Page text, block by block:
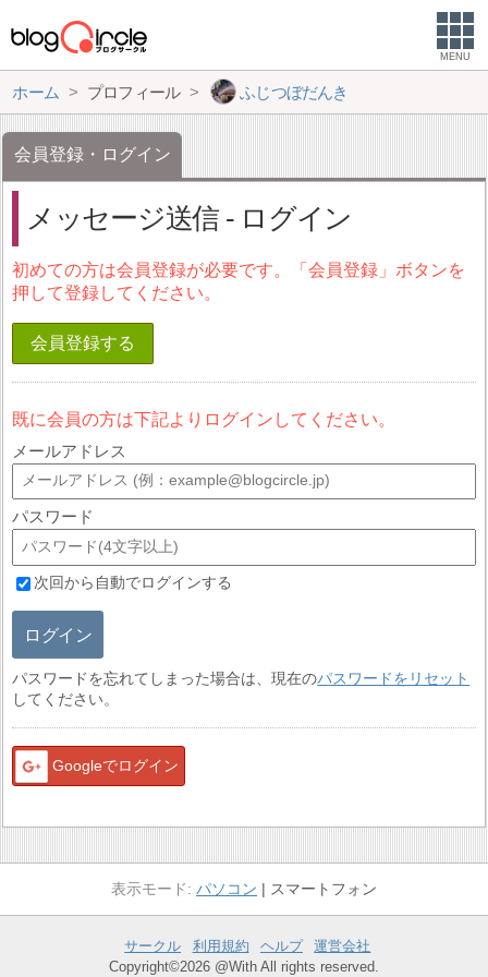
MENU
ホーム プロフィール ふじつぼだんき
会員登録・ログイン
メッセージ送信 - ログイン
初めての方は会員登録が必要です。「会員登録」ボタンを
押して登録してください。
会員登録する
既に会員の方は下記よりログインしてください。
メールアドレス
パスワード
次回から自動でログインする
ログイン
パスワードを忘れてしまった場合は、現在のパスワードをリセット
してください。
Googleでログイン
パソコン スマートフォン
サークル 利用規約 ヘルプ
運営会社
Copyright©2026 @With All rights reserved.